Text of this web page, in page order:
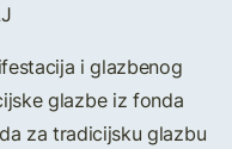
i glazbenog
glazbe iz fonda
za tradicijsku glazbu